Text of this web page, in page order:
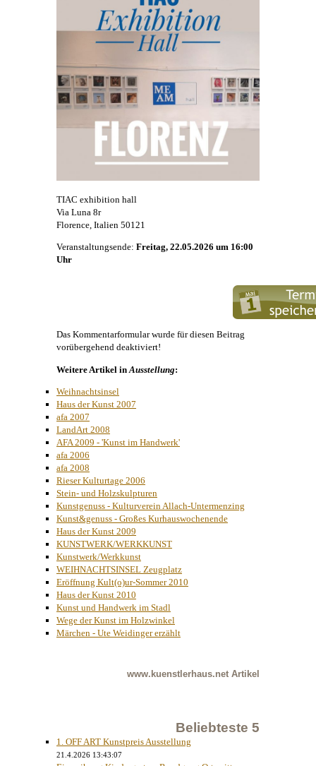
TIAC exhibition hall
Via Luna 8r
Florence, Italien 50121
Veranstaltungsende: Freitag, 22.05.2026 um 16:00
Uhr
Das Kommentarformular wurde für diesen Beitrag
vorübergehend deaktiviert!
Weitere Artikel in Ausstellung:
Weihnachtsinsel
Haus der Kunst 2007
afa 2007
LandArt 2008
AFA 2009 - 'Kunst im Handwerk'
afa 2006
afa 2008
Rieser Kulturtage 2006
Stein- und Holzskulpturen
Kunstgenuss - Kulturverein Allach-Untermenzing
Kunst&genuss - Großes Kurhauswochenende
Haus der Kunst 2009
KUNSTWERK/WERKKUNST
Kunstwerk/Werkkunst
WEIHNACHTSINSEL Zeugplatz
Eröffnung Kult(o)ur-Sommer 2010
Haus der Kunst 2010
Kunst und Handwerk im Stadl
Wege der Kunst im Holzwinkel
Märchen - Ute Weidinger erzählt
www.kuenstlerhaus.net Artikel
Beliebteste 5
1. OFF ART Kunstpreis Ausstellung
21.4.2026 13:43:07